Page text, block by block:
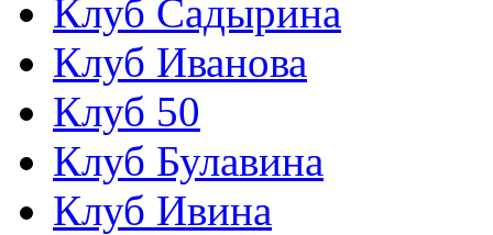
Клуб Садырина
Клуб Иванова
Клуб 50
Клуб Булавина
Клуб Ивина